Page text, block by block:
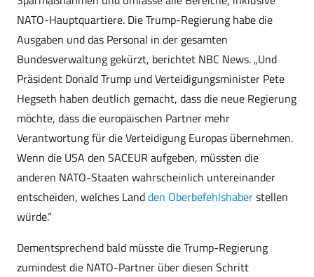
NATO-Hauptquartiere. Die Trump-Regierung habe die
Ausgaben und das Personal in der gesamten
Bundesverwaltung gekürzt, berichtet NBC News. „Und
Präsident Donald Trump und Verteidigungsminister Pete
Hegseth haben deutlich gemacht, dass die neue Regierung
möchte, dass die europäischen Partner mehr
Verantwortung für die Verteidigung Europas übernehmen.
Wenn die USA den SACEUR aufgeben, müssten die
anderen NATO-Staaten wahrscheinlich untereinander
entscheiden, welches Landden Oberbefehlshaberstellen
würde.“
Dementsprechend bald müsste die Trump-Regierung
zumindest die NATO-Partner über diesen Schritt